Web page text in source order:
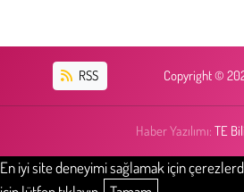
RSS Copyright ©
Haber Yazılımı: TE
En iyi site deneyimi sağlamak için